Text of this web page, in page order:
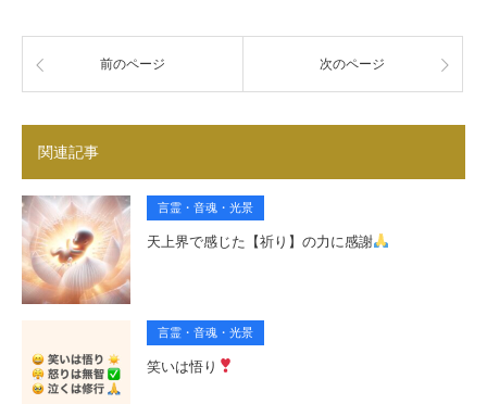
前のページ 次のページ
関連記事
言霊・音魂・光景
天上界で感じた【祈り】の力に感謝
言霊・音魂・光景
笑いは悟り